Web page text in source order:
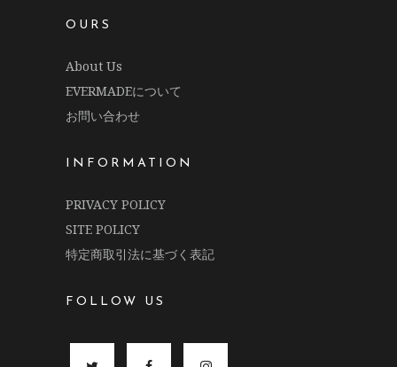
OURS
About Us
EVERMADEについて
お問い合わせ
INFORMATION
PRIVACY POLICY
SITE POLICY
特定商取引法に基づく表記
FOLLOW US